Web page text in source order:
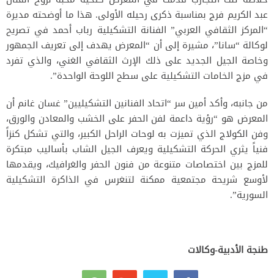
عبد الكريم فرج بمناسبة ذكرى رحيله الأولى. هذا ما أوضحته مديرة
“المركز الثقافي العربي” الفنانة التشكيلية رباب أحمد في تصريح
لوكالة “سانا”، مشيرة إلى أن “المعرض يهدف إلى تعريف الجمهور
وخاصة الجيل الجديد على ذلك الإرث الثقافي الغني، والذي تفرد
في مزج الخامات التشكيلية على سطح اللوحة الواحدة”.
من جانبه، وأكد أمين سر “اتحاد الفنانين التشكيليين” غسان غانم أن
المعرض هو “رؤية داعمة لفن الحفر على الخشب والمعادن والورق،
وفن الكولاج الذي تميزت به لوحات الراحل الكبير، والتي تشكل كنزاً
فنياً يثري الحركة التشكيلية ويعرف الجيل الشاب بأساليب مبتكرة
للمزج بين اختصاصات متنوعة من فنون الحفر والغرافيك، ويقدمها
لأوسع شريحة مجتمعية ممكنة لتنغرس في الذاكرة التشكيلية
السورية”.
طنجة الأدبية-وكالات